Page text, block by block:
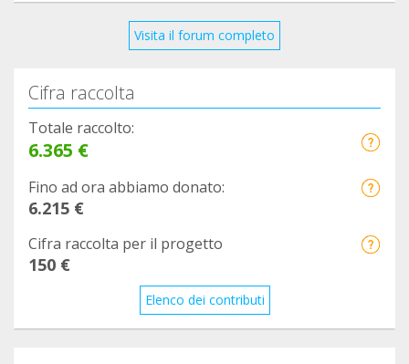
Visita il forum completo
Cifra raccolta
Totale raccolto:
6.365 €
Fino ad ora abbiamo donato:
6.215 €
Cifra raccolta per il progetto
150 €
Elenco dei contributi